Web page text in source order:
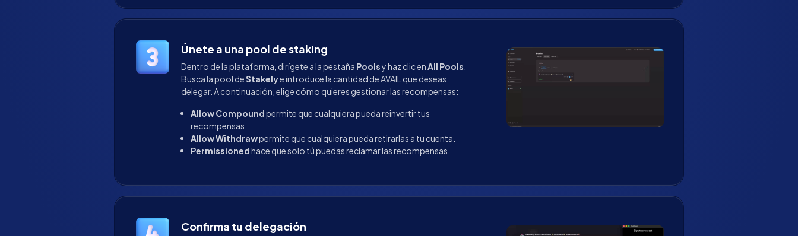
Únete a una pool de staking
Dentro de la plataforma, dirígete a la pestaña Poolsy haz clic enAll Pools
Busca la pool deStakelye introduce la cantidad de AVAIL que deseas
delegar. A continuación, elige cómo quieres gestionar las recompensas:
Allow Compoundpermite que cualquiera pueda reinvertir tus
recompensas.
Allow Withdrawpermite que cualquiera pueda retirarlas a tu cuenta.
Permissionedhace que solo tú puedas reclamar las recompensas.
Confirma tu delegación